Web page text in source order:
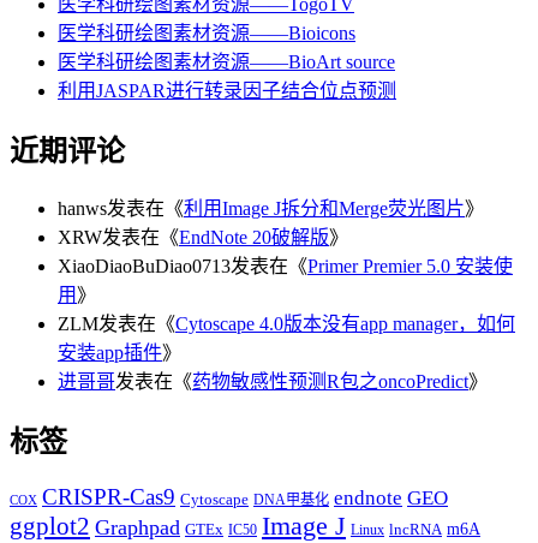
医学科研绘图素材资源——Bioicons
医学科研绘图素材资源——BioArt source
利用JASPAR进行转录因子结合位点预测
近期评论
hanws发表在《利用Image J拆分和Merge荧光图片》
XRW发表在《EndNote 20破解版》
XiaoDiaoBuDiao0713发表在《Primer Premier 5.0 安装使
用 》
ZLM发表在《Cytoscape 4.0版本没有app manager，如何
安装app插件》
进哥哥发表在《药物敏感性预测R包之oncoPredict》
标签
COX CRISPR-Cas9 Cytoscape DNA甲基化 endnote GEO
ggplot2 Graphpad GTEx IC50 Image J Linux lncRNA m6A